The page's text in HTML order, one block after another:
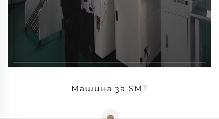
Машина за SMT